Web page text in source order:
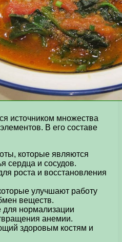
источником множества
В его составе
которые являются
сердца и сосудов.
роста и восстановления
улучшают работу
веществ.
нормализации
анемии.
здоровым костям и